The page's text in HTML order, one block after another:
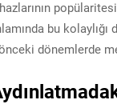
bu
dönemlerde